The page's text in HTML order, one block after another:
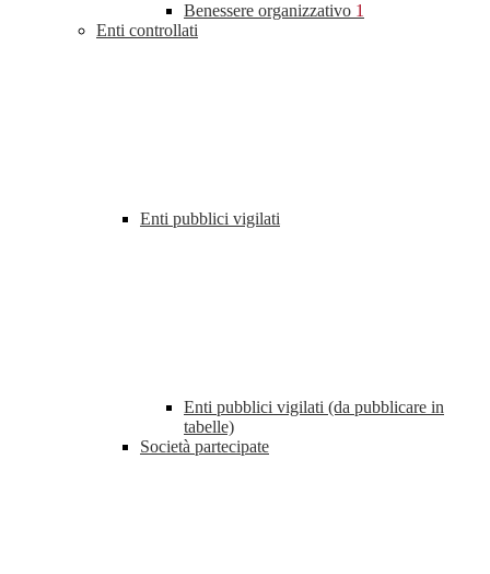
Benessere organizzativo 1
Enti controllati
Enti pubblici vigilati
Enti pubblici vigilati (da pubblicare in
tabelle)
Società partecipate